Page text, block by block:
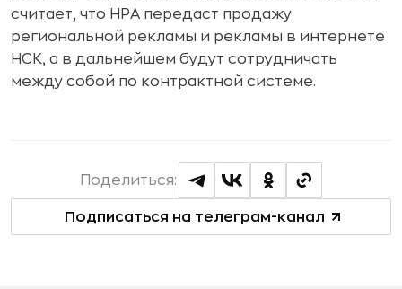
считает, что НРА передаст продажу
региональной рекламы и рекламы в интернете
НСК, а в дальнейшем будут сотрудничать
между собой по контрактной системе.
Подписаться на телеграм-канал
Поделиться: